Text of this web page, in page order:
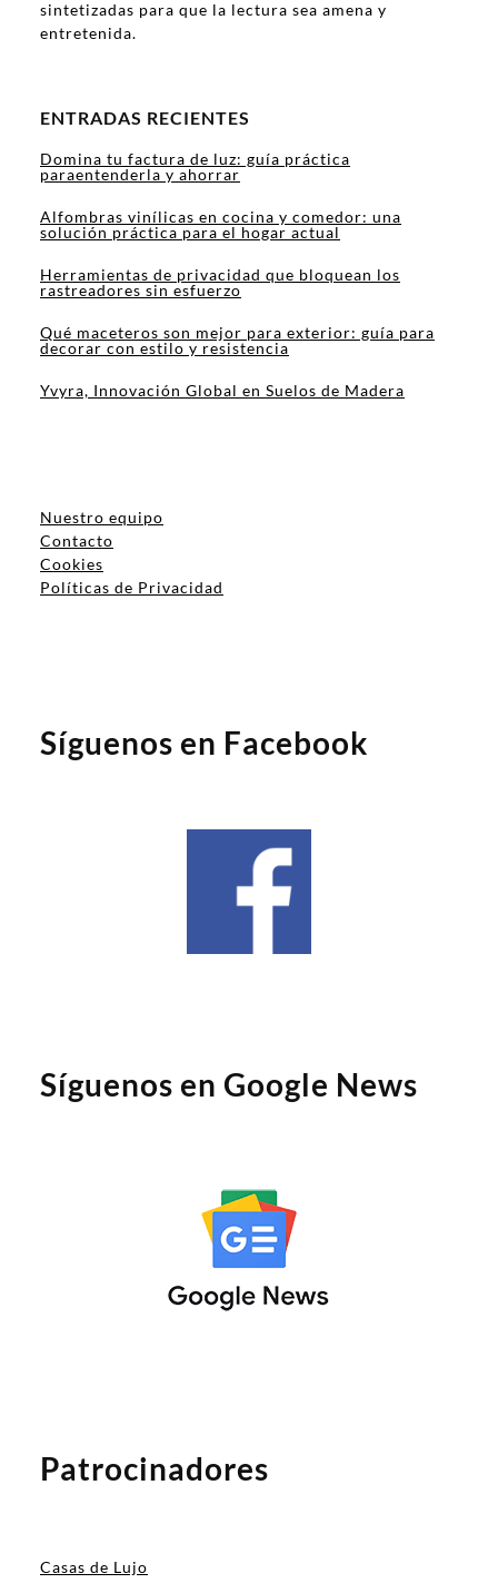
sintetizadas para que la lectura sea amena y
entretenida.
ENTRADAS RECIENTES
Domina tu factura de luz: guía práctica
paraentenderla y ahorrar
Alfombras vinílicas en cocina y comedor: una
solución práctica para el hogar actual
Herramientas de privacidad que bloquean los
rastreadores sin esfuerzo
Qué maceteros son mejor para exterior: guía para
decorar con estilo y resistencia
Yvyra, Innovación Global en Suelos de Madera
Nuestro equipo
Contacto
Cookies
Políticas de Privacidad
Síguenos en Facebook
Síguenos en Google News
Patrocinadores
Casas de Lujo